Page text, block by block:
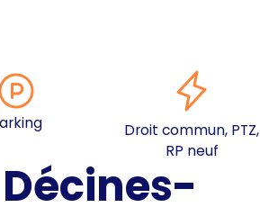
Droit commun, PTZ,
RP neuf